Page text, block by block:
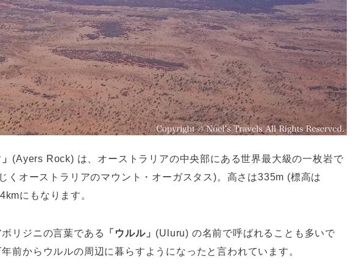
(Ayers Rock) は、オーストラリアの中央部にある世界最大級の一枚岩で
くオーストラリアのマウント・オーガスタス)。高さは335m (標高は
にもなります。
リジニの言葉である 「ウルル」 (Uluru) の名前で呼ばれることも多いで
前からウルルの周辺に暮らすようになったと言われています。